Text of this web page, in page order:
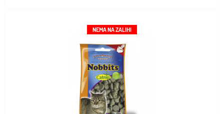
NEMA NA ZALIHI